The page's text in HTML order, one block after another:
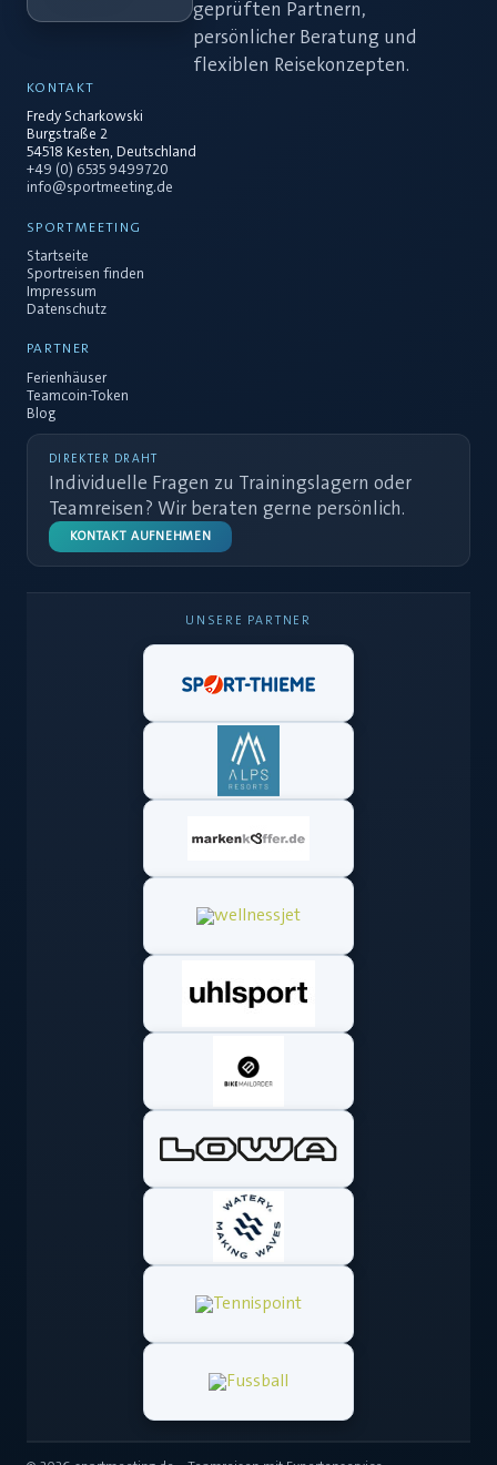
geprüften Partnern,
persönlicher Beratung und
flexiblen Reisekonzepten.
KONTAKT
Fredy Scharkowski
Burgstraße 2
54518 Kesten, Deutschland
+49 (0) 6535 9499720
info@sportmeeting.de
SPORTMEETING
Startseite
Sportreisen finden
Impressum
Datenschutz
PARTNER
Ferienhäuser
Teamcoin-Token
Blog
DIREKTER DRAHT
Individuelle Fragen zu Trainingslagern oder
Teamreisen? Wir beraten gerne persönlich.
KONTAKT AUFNEHMEN
UNSERE PARTNER